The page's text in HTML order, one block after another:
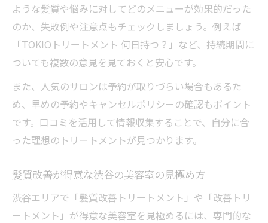
ような髪質や悩みに対してどのメニューが効果的だった
のか、失敗例や注意点もチェックしましょう。例えば
「TOKIOトリートメント 何日持つ？」など、持続期間に
ついても複数の意見を見ておくと安心です。
また、人気のサロンは予約が取りづらい場合もあるた
め、早めの予約やキャンセルポリシーの確認もポイント
です。口コミを活用して情報収集することで、自分に合
った理想のトリートメントが見つかります。
髪質改善が得意な渋谷の美容室の見極め方
渋谷エリアで「髪質改善トリートメント」や「改善トリ
ートメント」が得意な美容室を見極めるには、専門的な